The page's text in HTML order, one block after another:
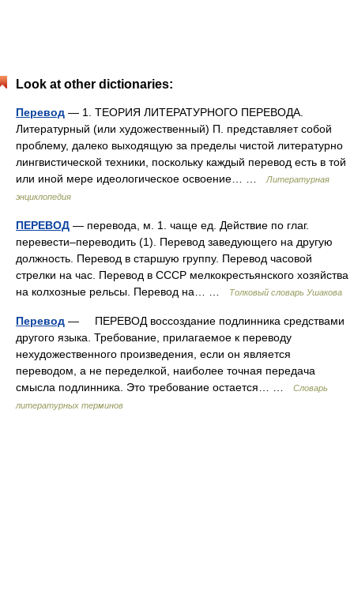
Look at other dictionaries:
Перевод — 1. ТЕОРИЯ ЛИТЕРАТУРНОГО ПЕРЕВОДА.
Литературный (или художественный) П. представляет собой
проблему, далеко выходящую за пределы чистой литературно
лингвистической техники, поскольку каждый перевод есть в той
или иной мере идеологическое освоение… …
Литературная
энциклопедия
ПЕРЕВОД — перевода, м. 1. чаще ед. Действие по глаг.
перевести–переводить (1). Перевод заведующего на другую
должность. Перевод в старшую группу. Перевод часовой
стрелки на час. Перевод в СССР мелкокрестьянского хозяйства
на колхозные рельсы. Перевод на… …
Толковый словарь Ушакова
Перевод — ПЕРЕВОД воссоздание подлинника средствами
другого языка. Требование, прилагаемое к переводу
нехудожественного произведения, если он является
переводом, а не переделкой, наиболее точная передача
смысла подлинника. Это требование остается… …
Словарь
литературных терминов